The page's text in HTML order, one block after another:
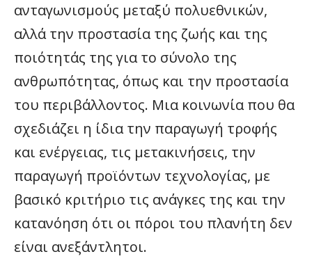
ανταγωνισμούς μεταξύ πολυεθνικών,
αλλά την προστασία της ζωής και της
ποιότητάς της για το σύνολο της
ανθρωπότητας, όπως και την προστασία
του περιβάλλοντος. Μια κοινωνία που θα
σχεδιάζει η ίδια την παραγωγή τροφής
και ενέργειας, τις μετακινήσεις, την
παραγωγή προϊόντων τεχνολογίας, με
βασικό κριτήριο τις ανάγκες της και την
κατανόηση ότι οι πόροι του πλανήτη δεν
είναι ανεξάντλητοι.